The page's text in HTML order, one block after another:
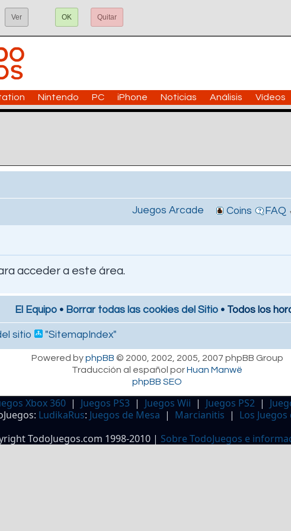
Ver OK Quitar
Nintendo PC iPhone Noticias Análisis Vídeos
Juegos Arcade Coins FAQ
acceder a este área.
El Equipo • Borrar todas las cookies del Sitio • Todos los
sitio "SitemapIndex"
Powered byphpBB © 2000, 2002, 2005, 2007 phpBB Group
Traducción al español porHuan Manwë
phpBB SEO
Xbox 360 | Juegos PS3 | Juegos Wii | Juegos PS2 |
LudikaRus: Juegos de Mesa | Marcianitis | Los
TodoJuegos.com 1998-2010 | Sobre TodoJuegos e